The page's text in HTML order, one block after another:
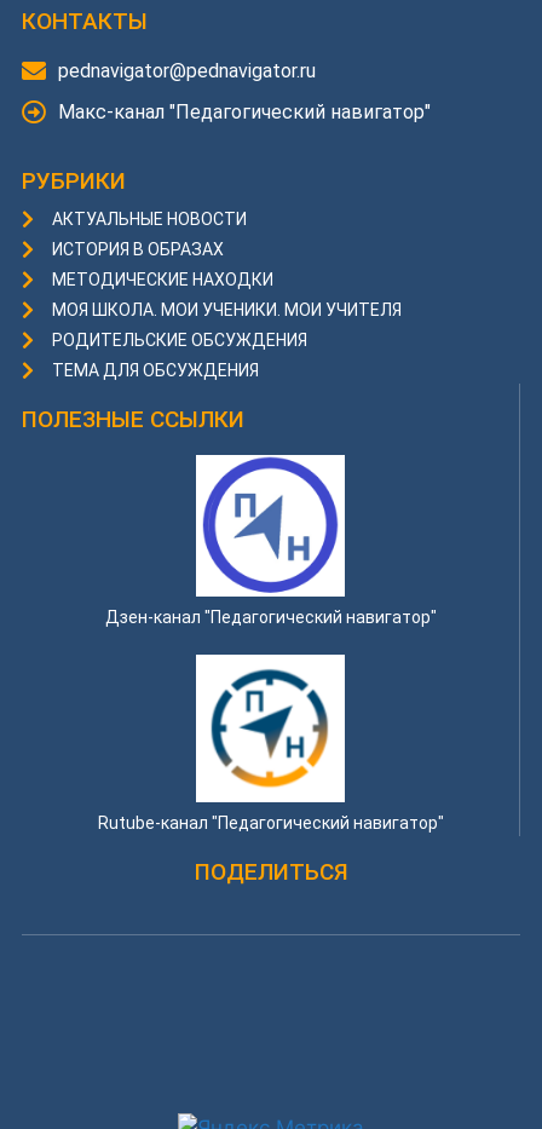
КОНТАКТЫ
pednavigator@pednavigator.ru
Макс-канал "Педагогический навигатор"
РУБРИКИ
АКТУАЛЬНЫЕ НОВОСТИ
ИСТОРИЯ В ОБРАЗАХ
МЕТОДИЧЕСКИЕ НАХОДКИ
МОЯ ШКОЛА. МОИ УЧЕНИКИ. МОИ УЧИТЕЛЯ
РОДИТЕЛЬСКИЕ ОБСУЖДЕНИЯ
ТЕМА ДЛЯ ОБСУЖДЕНИЯ
ПОЛЕЗНЫЕ ССЫЛКИ
Дзен-канал "Педагогический навигатор"
Rutube-канал "Педагогический навигатор"
ПОДЕЛИТЬСЯ